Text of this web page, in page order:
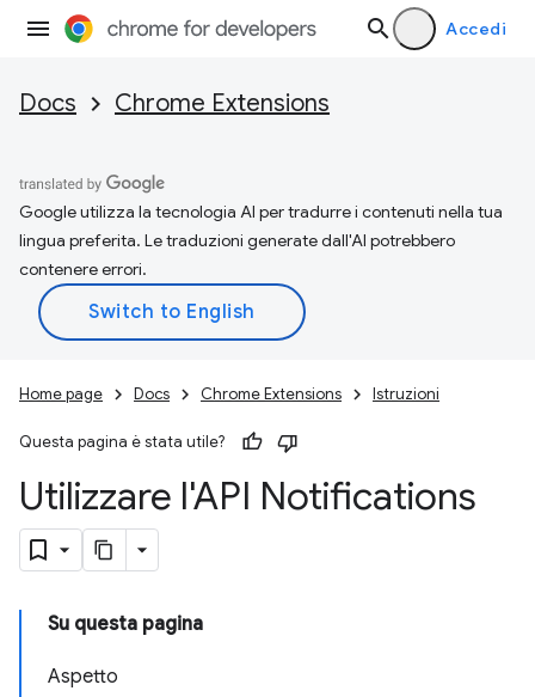
Accedi
Docs Chrome Extensions
Google utilizza la tecnologia AI per tradurre i contenuti nella tua
lingua preferita. Le traduzioni generate dall'AI potrebbero
contenere errori.
Home page Docs Chrome Extensions Istruzioni
Questa pagina è stata utile?
Utilizzare l'API Notifications
Su questa pagina
Aspetto